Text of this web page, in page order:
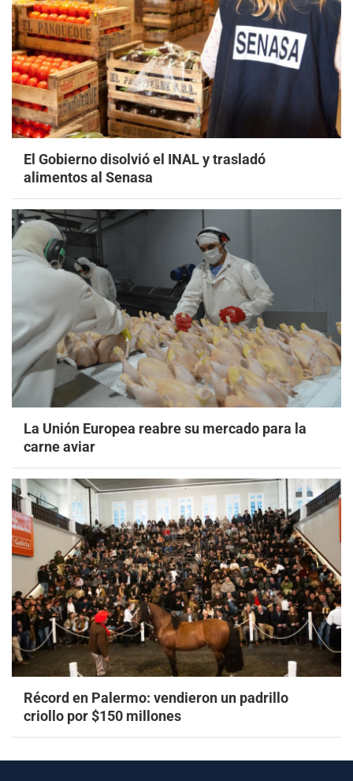
El Gobierno disolvió el INAL y trasladó
alimentos al Senasa
La Unión Europea reabre su mercado para la
carne aviar
Récord en Palermo: vendieron un padrillo
criollo por $150 millones